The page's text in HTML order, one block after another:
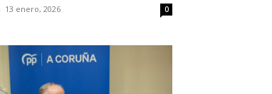
- 13 enero, 2026 0